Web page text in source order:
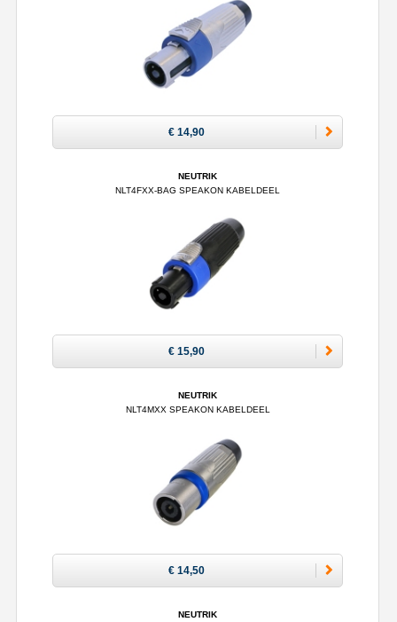
€ 14,90
NEUTRIK
NLT4FXX-BAG SPEAKON KABELDEEL
€ 15,90
NEUTRIK
NLT4MXX SPEAKON KABELDEEL
€ 14,50
NEUTRIK